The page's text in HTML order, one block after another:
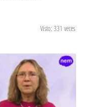
Visto: 331 veces